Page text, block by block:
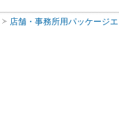
店舗・事務所用パッケージ